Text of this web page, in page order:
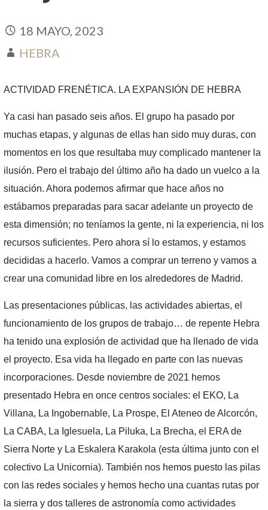
18 MAYO, 2023
HEBRA
ACTIVIDAD FRENÉTICA. LA EXPANSIÓN DE HEBRA
Ya casi han pasado seis años. El grupo ha pasado por
muchas etapas, y algunas de ellas han sido muy duras, con
momentos en los que resultaba muy complicado mantener la
ilusión. Pero el trabajo del último año ha dado un vuelco a la
situación. Ahora podemos afirmar que hace años no
estábamos preparadas para sacar adelante un proyecto de
esta dimensión; no teníamos la gente, ni la experiencia, ni los
recursos suficientes. Pero ahora sí lo estamos, y estamos
decididas a hacerlo. Vamos a comprar un terreno y vamos a
crear una comunidad libre en los alrededores de Madrid.
Las presentaciones públicas, las actividades abiertas, el
funcionamiento de los grupos de trabajo… de repente Hebra
ha tenido una explosión de actividad que ha llenado de vida
el proyecto. Esa vida ha llegado en parte con las nuevas
incorporaciones. Desde noviembre de 2021 hemos
presentado Hebra en once centros sociales: el EKO, La
Villana, La Ingobernable, La Prospe, El Ateneo de Alcorcón,
La CABA, La Iglesuela, La Piluka, La Brecha, el ERA de
Sierra Norte y La Eskalera Karakola (esta última junto con el
colectivo La Unicornia). También nos hemos puesto las pilas
con las redes sociales y hemos hecho una cuantas rutas por
la sierra y dos talleres de astronomía como actividades